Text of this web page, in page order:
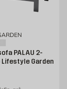
PALAU 2-
Lifestyle Garden